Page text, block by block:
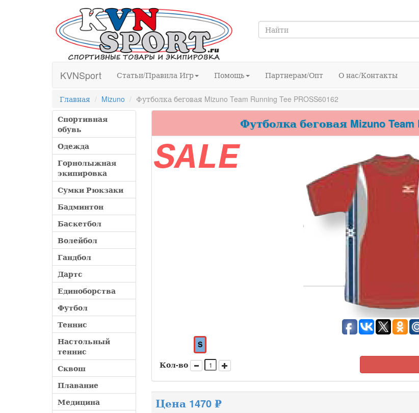
KVNSport Статьи/Правила Игр Помощь Партнерам/Опт О нас/Контакты
Главная Mizuno
Футболка беговая Mizuno Team Running Tee PROSS60162
Спортивная
обувь
Одежда
Горнолыжная
экипировка
Сумки Рюкзаки
Бадминтон
Баскетбол
Волейбол
Гандбол
Дартс
Единоборства
Футбол
Теннис
Настольный
теннис
Сквош
Плавание
Медицина
Футболка беговая Mizuno Team
SALE
S
Кол-во
Цена 1470 ₽